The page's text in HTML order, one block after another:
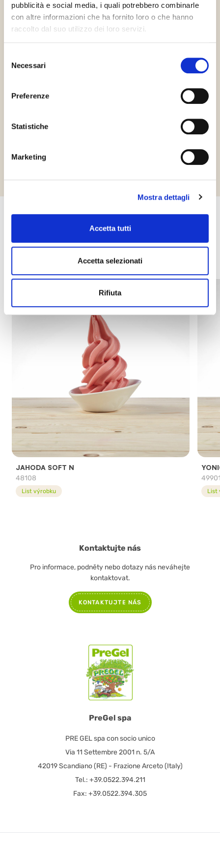
pubblicità e social media, i quali potrebbero combinarle
con altre informazioni che ha fornito loro o che hanno
raccolto dal suo utilizzo dei loro servizi.
delNecessari
Preferenze
Statistiche
Marketing
Mostra dettagli
Accetta tutti
Accetta selezionati
Rifiuta
Gluten Free HCS Halal Italia
Kosher
Další produkty, které by vás mohly
zajímat
JAHODA SOFT N
48108
List výrobku List
PreGel spa
PRE GEL spa con socio unico
Via 11 Settembre 2001 n. 5/A
42019 Scandiano (RE) - Frazione Arceto (Italy)
Tel.: +39.0522.394.211
Fax: +39.0522.394.305
Kontaktujte nás
Pro informace, podněty nebo dotazy nás neváhejte
kontaktovat.
KONTAKTUJTE NÁS